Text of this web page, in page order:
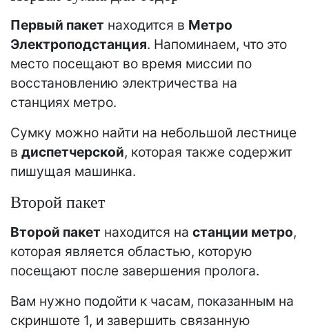
Первый пакет находится в Метро
Электроподстанция. Напоминаем, что это
место посещают во время миссии по
восстановлению электричества на
станциях метро.
Сумку можно найти на небольшой лестнице
в диспетчерской, которая также содержит
пишущая машинка.
Второй пакет
Второй пакет находится на станции метро,
которая является областью, которую
посещают после завершения пролога.
Вам нужно подойти к часам, показанным на
скриншоте 1, и завершить связанную